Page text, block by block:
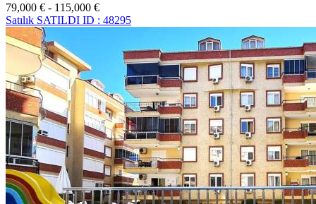
79,000 € - 115,000 €
Satılık SATILDI ID : 48295